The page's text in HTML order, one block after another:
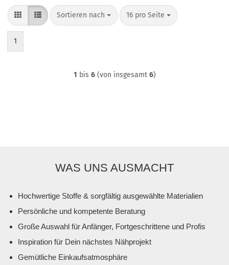
Sortieren nach
Sortieren nach 16 pro Seite
pro Seite
1
1 bis 6(von insgesamt 6)
WAS UNS AUSMACHT
Hochwertige Stoffe & sorgfältig ausgewählte Materialien
Persönliche und kompetente Beratung
Große Auswahl für Anfänger, Fortgeschrittene und Profis
Inspiration für Dein nächstes Nähprojekt
Gemütliche Einkaufsatmosphäre